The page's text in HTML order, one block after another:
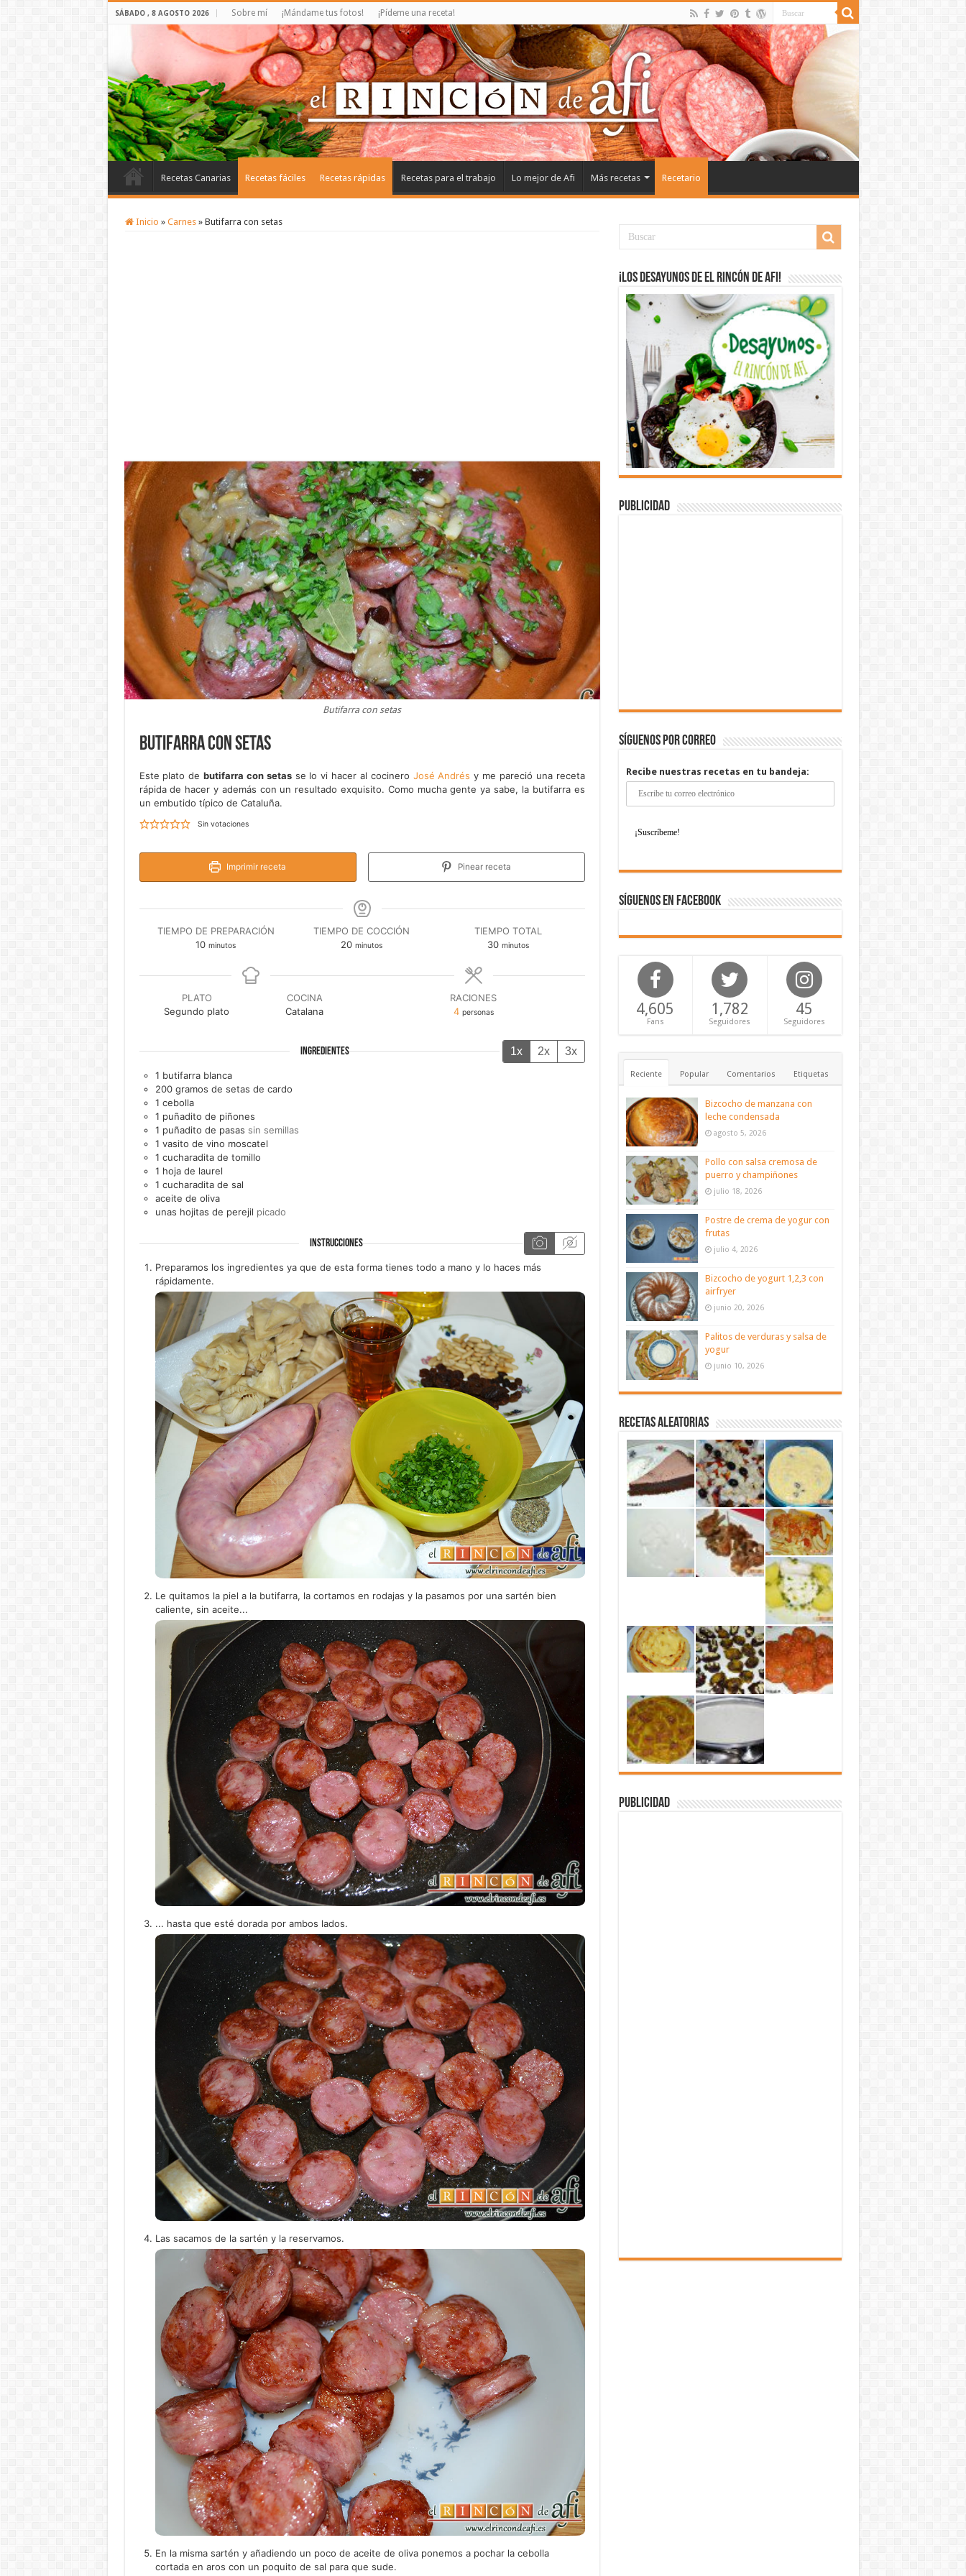
SÁBADO , 8 AGOSTO 2026 Sobre mí ¡Mándame tus fotos! ¡Pídeme una receta!
Recetas Canarias Recetas fáciles Recetas rápidas Recetas para el trabajo Lo mejor de Afi Más recetas Recetario
Inicio » Carnes » Butifarra con setas
Butifarra con setas
Butifarra con setas
Este plato de butifarra con setasse lo vi hacer al cocinero José Andrés y me pareció una receta
rápida de hacer y además con un resultado exquisito. Como mucha gente ya sabe, la butifarra es
un embutido típico de Cataluña.
Sin votaciones
Imprimir receta Pinear receta
TIEMPO DE PREPARACIÓN
10minutos
minutos
TIEMPO DE COCCIÓN
20minutos
minutos
TIEMPO TOTAL
30minutos
minutos
PLATO
Segundo plato
COCINA
Catalana
RACIONES
4 personas
INGREDIENTES 1x 2x 3x
1 butifarra blanca
200 gramos de setas de cardo
1 cebolla
1 puñadito de piñones
1 puñadito de pasas sin semillas
1 vasito de vino moscatel
1 cucharadita de tomillo
1 hoja de laurel
1 cucharadita de sal
aceite de oliva
unas hojitas de perejil picado
INSTRUCCIONES
Preparamos los ingredientes ya que de esta forma tienes todo a mano y lo haces más
rápidamente.
Le quitamos la piel a la butifarra, la cortamos en rodajas y la pasamos por una sartén bien
caliente, sin aceite...
... hasta que esté dorada por ambos lados.
Las sacamos de la sartén y la reservamos.
En la misma sartén y añadiendo un poco de aceite de oliva ponemos a pochar la cebolla
cortada en aros con un poquito de sal para que sude.
¡Los desayunos de El Rincón de Afi!
Publicidad
Síguenos por correo
Recibe nuestras recetas en tu bandeja:
Síguenos en Facebook
4,605
Fans
1,782
Seguidores
45
Seguidores
Reciente Popular Comentarios Etiquetas
Bizcocho de manzana con
leche condensada
agosto 5, 2026
Pollo con salsa cremosa de
puerro y champiñones
julio 18, 2026
Postre de crema de yogur con
frutas
julio 4, 2026
Bizcocho de yogurt 1,2,3 con
airfryer
junio 20, 2026
Palitos de verduras y salsa de
yogur
junio 10, 2026
Recetas aleatorias
Publicidad